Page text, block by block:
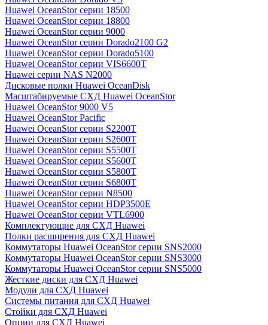
Huawei OceanStor серии 18500
Huawei OceanStor серии 18800
Huawei OceanStor серии 9000
Huawei OceanStor серии Dorado2100 G2
Huawei OceanStor серии Dorado5100
Huawei OceanStor серии VIS6600T
Huawei серии NAS N2000
Дисковые полки Huawei OceanDisk
Масштабируемые СХД Huawei OceanStor
Huawei OceanStor 9000 V5
Huawei OceanStor Pacific
Huawei OceanStor серии S2200T
Huawei OceanStor серии S2600T
Huawei OceanStor серии S5500T
Huawei OceanStor серии S5600T
Huawei OceanStor серии S5800T
Huawei OceanStor серии S6800T
Huawei OceanStor серии N8500
Huawei OceanStor серии HDP3500E
Huawei OceanStor серии VTL6900
Комплектующие для СХД Huawei
Полки расширения для СХД Huawei
Коммутаторы Huawei OceanStor серии SNS2000
Коммутаторы Huawei OceanStor серии SNS3000
Коммутаторы Huawei OceanStor серии SNS5000
Жесткие диски для СХД Huawei
Модули для СХД Huawei
Системы питания для СХД Huawei
Стойки для СХД Huawei
Опции для СХД Huawei